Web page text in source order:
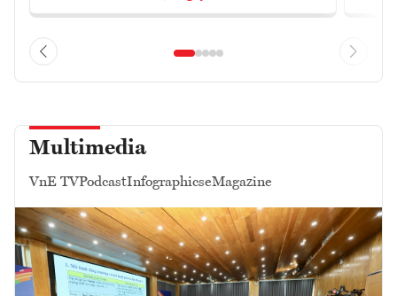
Multimedia
VnE TVPodcastInfographicseMagazine